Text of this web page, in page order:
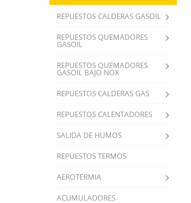
REPUESTOS CALDERAS GASOIL
REPUESTOS QUEMADORES
GASOIL
REPUESTOS QUEMADORES
GASOIL BAJO NOX
REPUESTOS CALDERAS GAS
REPUESTOS CALENTADORES
SALIDA DE HUMOS
REPUESTOS TERMOS
AEROTERMIA
ACUMULADORES